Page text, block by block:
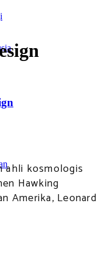
ahli kosmologis
Hawking
Amerika, Leonard